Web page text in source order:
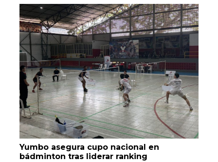
Yumbo asegura cupo nacional en
bádminton tras liderar ranking